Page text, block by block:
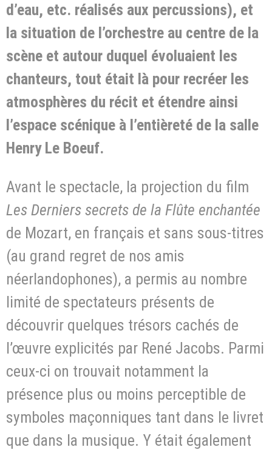
d’eau, etc. réalisés aux percussions), et
la situation de l’orchestre au centre de la
scène et autour duquel évoluaient les
chanteurs, tout était là pour recréer les
atmosphères du récit et étendre ainsi
l’espace scénique à l’entièreté de la salle
Henry Le Boeuf.
Avant le spectacle, la projection du film
Les Derniers secrets de la Flûte enchantée
de Mozart, en français et sans sous-titres
(au grand regret de nos amis
néerlandophones), a permis au nombre
limité de spectateurs présents de
découvrir quelques trésors cachés de
l’œuvre explicités par René Jacobs. Parmi
ceux-ci on trouvait notamment la
présence plus ou moins perceptible de
symboles maçonniques tant dans le livret
que dans la musique. Y était également